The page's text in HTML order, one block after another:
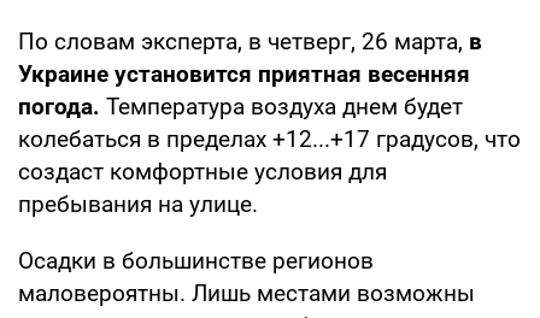
По словам эксперта, в четверг, 26 марта, в
Украине установится приятная весенняя
погода. Температура воздуха днем будет
колебаться в пределах +12...+17 градусов, что
создаст комфортные условия для
пребывания на улице.
Осадки в большинстве регионов
маловероятны. Лишь местами возможны